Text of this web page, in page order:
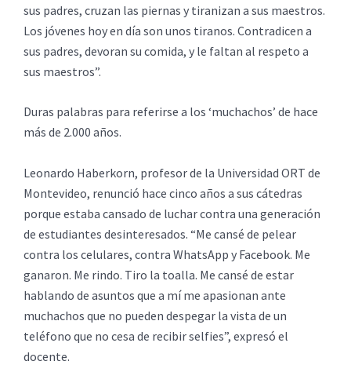
sus padres, cruzan las piernas y tiranizan a sus maestros.
Los jóvenes hoy en día son unos tiranos. Contradicen a
sus padres, devoran su comida, y le faltan al respeto a
sus maestros”.
Duras palabras para referirse a los ‘muchachos’ de hace
más de 2.000 años.
Leonardo Haberkorn, profesor de la Universidad ORT de
Montevideo, renunció hace cinco años a sus cátedras
porque estaba cansado de luchar contra una generación
de estudiantes desinteresados. “Me cansé de pelear
contra los celulares, contra WhatsApp y Facebook. Me
ganaron. Me rindo. Tiro la toalla. Me cansé de estar
hablando de asuntos que a mí me apasionan ante
muchachos que no pueden despegar la vista de un
teléfono que no cesa de recibir selfies”, expresó el
docente.